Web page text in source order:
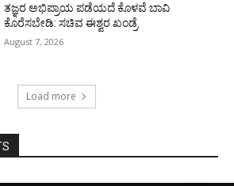
ತಜ್ಞರ ಅಭಿಪ್ರಾಯ ಪಡೆಯದೆ ಕೊಳವೆ ಬಾವಿ
ಕೊರೆಸಬೇಡಿ: ಸಚಿವ ಈಶ್ವರ ಖಂಡ್ರೆ
August 7, 2026
Load more